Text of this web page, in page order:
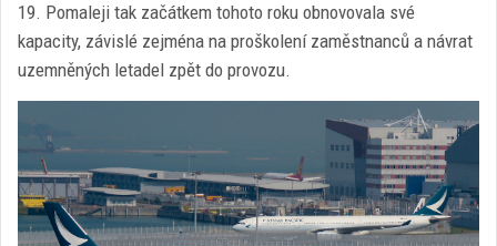
19. Pomaleji tak začátkem tohoto roku obnovovala své
kapacity, závislé zejména na proškolení zaměstnanců a návrat
uzemněných letadel zpět do provozu.